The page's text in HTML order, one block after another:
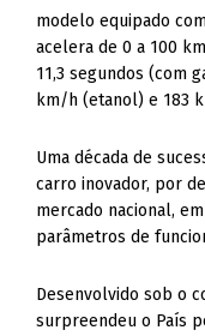
modelo equipado
acelera de 0 a 100
11,3 segundos (com
km/h (etanol) e 183
Uma década de
carro inovador, por
mercado nacional,
parâmetros de
Desenvolvido sob o
surpreendeu o País